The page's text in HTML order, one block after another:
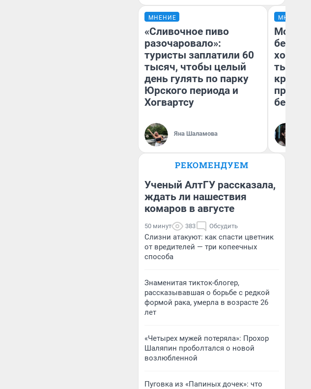
МНЕНИЕ
«Сливочное пиво
разочаровало»:
туристы заплатили 60
тысяч, чтобы целый
день гулять по парку
Юрского периода и
Хогвартсу
Яна Шаламова
МНЕНИЕ
Мой
хотела
тысяч,
РЕКОМЕНДУЕМ
Ученый АлтГУ рассказала,
ждать ли нашествия
комаров в августе
50 минут 383 Обсудить
Слизни атакуют: как спасти цветник
от вредителей — три копеечных
способа
Знаменитая тикток-блогер,
рассказывавшая о борьбе с редкой
формой рака, умерла в возрасте 26
лет
«Четырех мужей потеряла»: Прохор
Шаляпин проболтался о новой
возлюбленной
Пуговка из «Папиных дочек»: что